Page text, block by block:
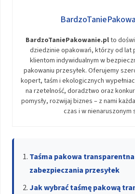
BardzoTaniePakowanie.plto
dziedzinie opakowań, którzy od lat
klientom indywidualnym w
pakowaniu przesyłek. Oferujemy
kopert, taśm i ekologicznych
na rzetelność, doradztwo oraz
pomysły, rozwijaj biznes – z nami
czas i w nienaruszonym
Taśma pakowa transparentna
zabezpieczania przesyłek
Jak wybrać taśmę pakową